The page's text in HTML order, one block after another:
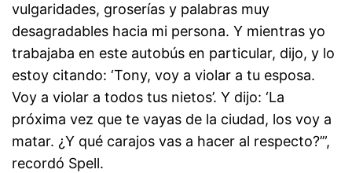
vulgaridades, groserías y palabras muy
desagradables hacia mi persona. Y mientras yo
trabajaba en este autobús en particular, dijo, y lo
estoy citando: ‘Tony, voy a violar a tu esposa.
Voy a violar a todos tus nietos’. Y dijo: ‘La
próxima vez que te vayas de la ciudad, los voy a
matar. ¿Y qué carajos vas a hacer al respecto?’”,
recordó Spell.